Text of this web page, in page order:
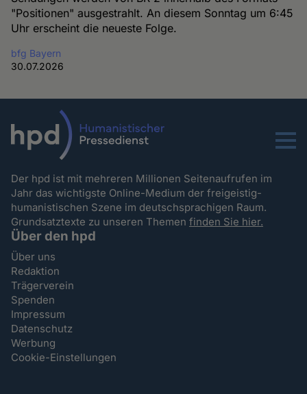
"Positionen" ausgestrahlt. An diesem Sonntag um 6:45
Uhr erscheint die neueste Folge.
bfg Bayern
30.07.2026
Menu
Der hpd ist mit mehreren Millionen Seitenaufrufen im
Jahr das wichtigste Online-Medium der freigeistig-
humanistischen Szene im deutschsprachigen Raum.
Grundsatztexte zu unseren Themenfinden Sie hier.
Über den hpd
Über uns
Redaktion
Trägerverein
Spenden
Impressum
Datenschutz
Werbung
Cookie-Einstellungen